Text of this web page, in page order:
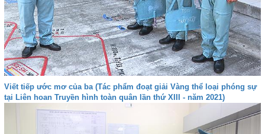
Viết tiếp ước mơ của ba (Tác phẩm đoạt giải Vàng thể loại phóng sự
tại Liên hoan Truyền hình toàn quân lần thứ XIII - năm 2021)